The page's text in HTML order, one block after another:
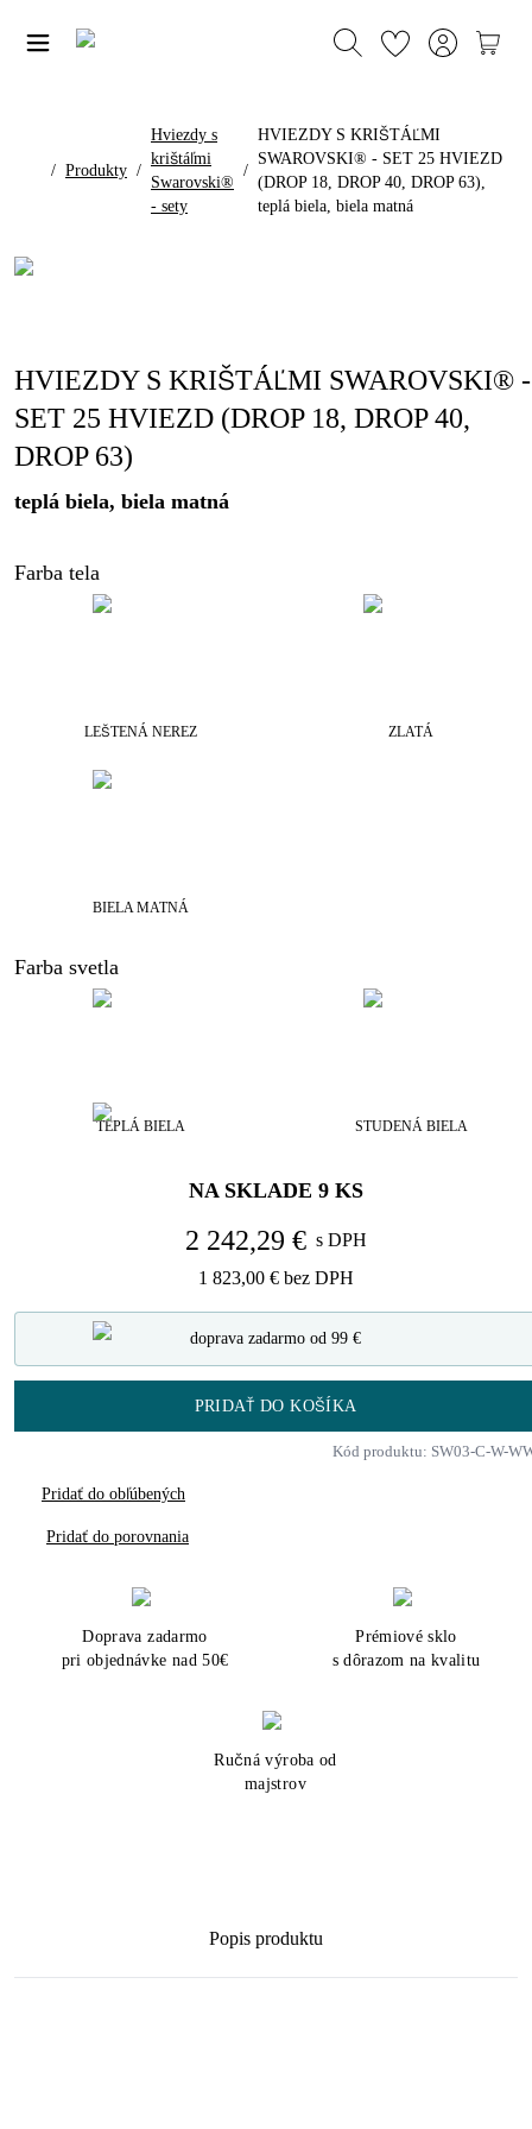
/ Produkty /
Hviezdy s
krištáľmi
Swarovski®
- sety
/
HVIEZDY S KRIŠTÁĽMI
SWAROVSKI® - SET 25 HVIEZD
(DROP 18, DROP 40, DROP 63),
teplá biela, biela matná
HVIEZDY S KRIŠTÁĽMI SWAROVSKI® -
SET 25 HVIEZD (DROP 18, DROP 40,
DROP 63)
teplá biela, biela matná
Farba tela
LEŠTENÁ NEREZ ZLATÁ
BIELA MATNÁ
Farba svetla
TEPLÁ BIELA STUDENÁ BIELA
NA SKLADE 9 KS
2 242,29 € s DPH
1 823,00 € bez DPH
doprava zadarmo od 99 €
PRIDAŤ DO KOŠÍKA
Kód produktu: SW03-C-W-
Pridať do obľúbených
Pridať do porovnania
Doprava zadarmo
pri objednávke nad 50€
Prémiové sklo
s dôrazom na kvalitu
Ručná výroba od
majstrov
Popis produktu